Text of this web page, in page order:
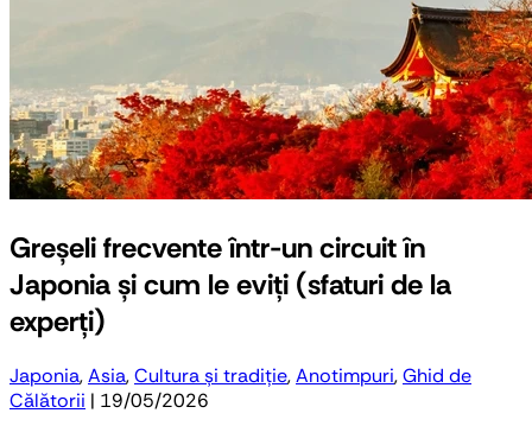
Greșeli frecvente într-un circuit în
Japonia și cum le eviți (sfaturi de la
experți)
Japonia,Asia,Cultura și tradiție,Anotimpuri,Ghid de
Călătorii | 19/05/2026